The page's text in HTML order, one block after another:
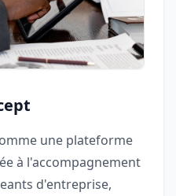
une plateforme
à l'accompagnement
d'entreprise,